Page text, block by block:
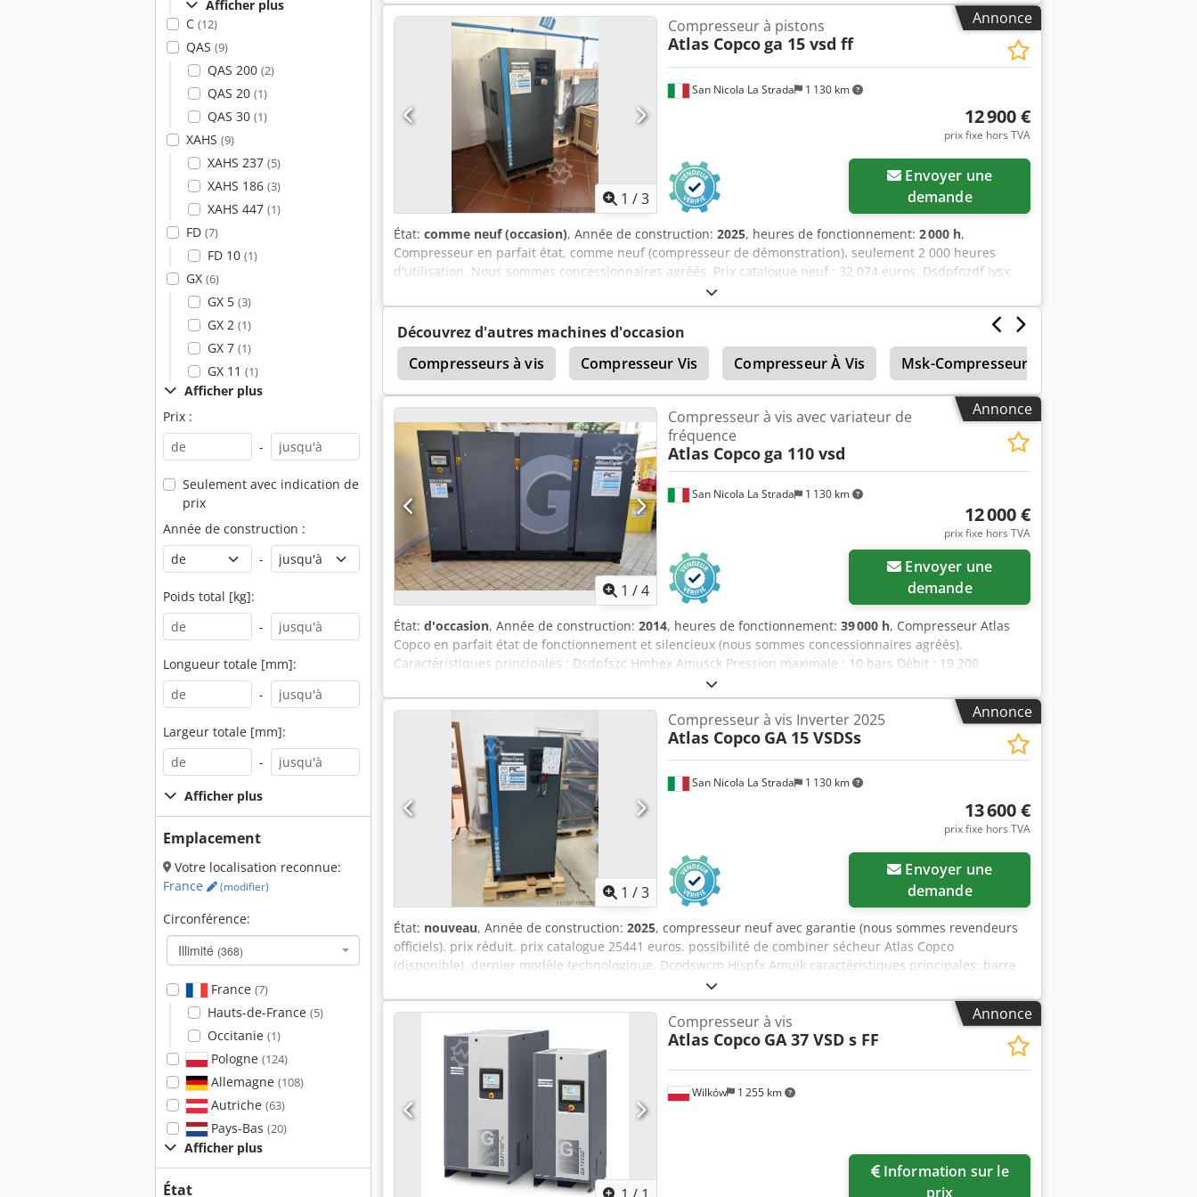
Afficher plus
C (12)
QAS (9)
QAS 200 (2)
QAS 20 (1)
QAS 30 (1)
XAHS (9)
XAHS 237 (5)
XAHS 186 (3)
XAHS 447 (1)
FD (7)
FD 10 (1)
GX (6)
GX 5 (3)
GX 2 (1)
GX 7 (1)
GX 11 (1)
Afficher plus
Prix :
-
Seulement avec indication de
prix
Année de construction :
-
Poids total [kg]:
-
Longueur totale [mm]:
-
Largeur totale [mm]:
-
Afficher plus
Emplacement
Votre localisation reconnue:
France
(modifier)
Circonférence:
Illimité (368)
France (7)
Hauts-de-France (5)
Occitanie (1)
Pologne (124)
Allemagne (108)
Autriche (63)
Pays-Bas (20)
Afficher plus
État
Annonce
1 /3
San Nicola La Strada 1 130 km
Compresseur à pistons
Atlas Copcoga 15 vsd ff
12 900 €
prix fixe hors TVA
demande
État: comme neuf (occasion), Année de construction: 2025, heures de fonctionnement: 2 000 h,
Compresseur en parfait état, comme neuf (compresseur de démonstration), seulement 2 000 heures
d'utilisation. Nous sommes concessionnaires agréés. Prix catalogue neuf : 32 074 euros. Dsdpfozdf Iysx
Amujck Caractéristiques principales : Pression maximale : 10 bars Puissance : 15 kW / 20 ch Débit : 2 940
litres/minute
Découvrez d'autres machines d'occasion
Compresseurs à vis
Compresseur Vis Compresseur À Vis Msk-Compresseur À Vis J’ai
Compresseurs D’air Atlas Copco Xrxs 566
Annonce
1 /4
San Nicola La Strada 1 130 km
Compresseur à vis avec variateur de
fréquence
Atlas Copcoga 110 vsd
12 000 €
prix fixe hors TVA
demande
État: d'occasion, Année de construction: 2014, heures de fonctionnement: 39 000 h, Compresseur Atlas
Copco en parfait état de fonctionnement et silencieux (nous sommes concessionnaires agréés).
Caractéristiques principales : Dsdpfszc Hmhex Amusck Pression maximale : 10 bars Débit : 19 200
Annonce
1 /3
San Nicola La Strada 1 130 km
Compresseur à vis Inverter 2025
Atlas Copco GA 15 VSDSs
13 600 €
prix fixe hors TVA
demande
État: nouveau, Année de construction: 2025, compresseur neuf avec garantie (nous sommes revendeurs
officiels). prix réduit. prix catalogue 25441 euros. possibilité de combiner sécheur Atlas Copco
(disponible). dernier modèle technologique. Dcodswcm Hispfx Amujk caractéristiques principales: barre
max 10 Puissance 15kw-20hp débit d'air litres7min 3000 Pour une fiche technique détaillée n'hésitez pas
à me contacter.
Annonce
Wilków 1 255 km
Compresseur à vis
Atlas Copco GA 37 VSD s FF
Information sur le
prix